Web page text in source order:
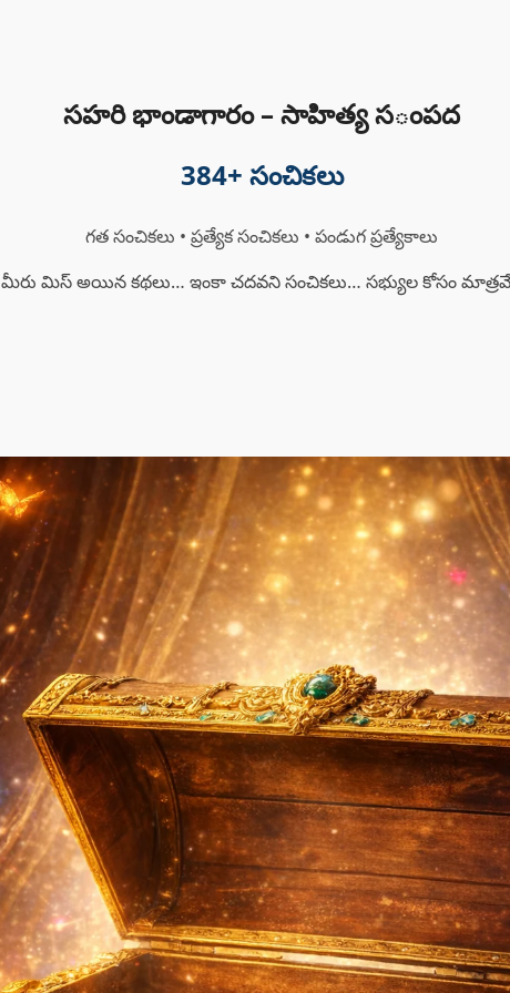
సహరి భాండాగారం – సాహిత్య సంపద
384+ సంచికలు
గత సంచికలు • ప్రత్యేక సంచికలు • పండుగ ప్రత్యేకాలు
మీరు మిస్ అయిన కథలు… ఇంకా చదవని సంచికలు… సభ్యుల కోసం